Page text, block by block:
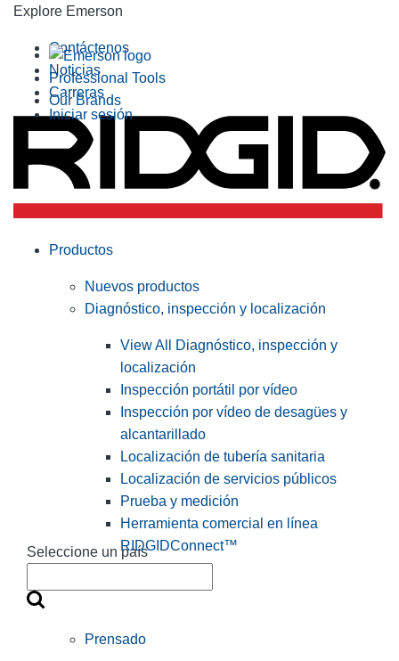
Explore Emerson
Professional Tools
Our Brands
Contáctenos
Noticias
Carreras
Iniciar sesión
Seleccione un país
Productos
Nuevos productos
Diagnóstico, inspección y localización
View All Diagnóstico, inspección y
localización
Inspección portátil por vídeo
Inspección por vídeo de desagües y
alcantarillado
Localización de tubería sanitaria
Localización de servicios públicos
Prueba y medición
Herramienta comercial en línea
RIDGIDConnect™
Prensado